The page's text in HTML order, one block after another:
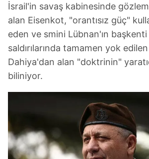
İsrail'in savaş kabinesinde
alan Eisenkot, "orantısız güç"
eden ve smini Lübnan'ın
saldırılarında tamamen yok
Dahiya'dan alan "doktrinin"
biliniyor.